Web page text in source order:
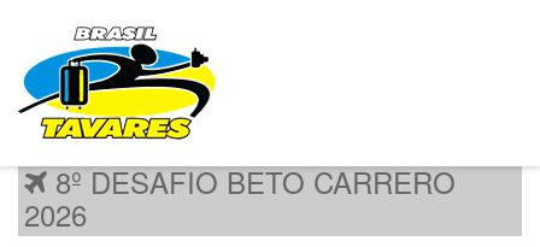
8º DESAFIO BETO CARRERO
2026